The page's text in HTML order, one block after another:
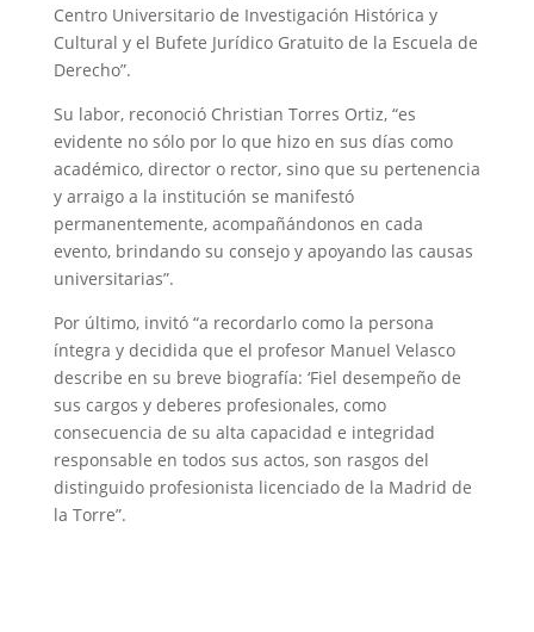
Centro Universitario de Investigación Histórica y
Cultural y el Bufete Jurídico Gratuito de la Escuela de
Derecho”.
Su labor, reconoció Christian Torres Ortiz, “es
evidente no sólo por lo que hizo en sus días como
académico, director o rector, sino que su pertenencia
y arraigo a la institución se manifestó
permanentemente, acompañándonos en cada
evento, brindando su consejo y apoyando las causas
universitarias”.
Por último, invitó “a recordarlo como la persona
íntegra y decidida que el profesor Manuel Velasco
describe en su breve biografía: ‘Fiel desempeño de
sus cargos y deberes profesionales, como
consecuencia de su alta capacidad e integridad
responsable en todos sus actos, son rasgos del
distinguido profesionista licenciado de la Madrid de
la Torre”.